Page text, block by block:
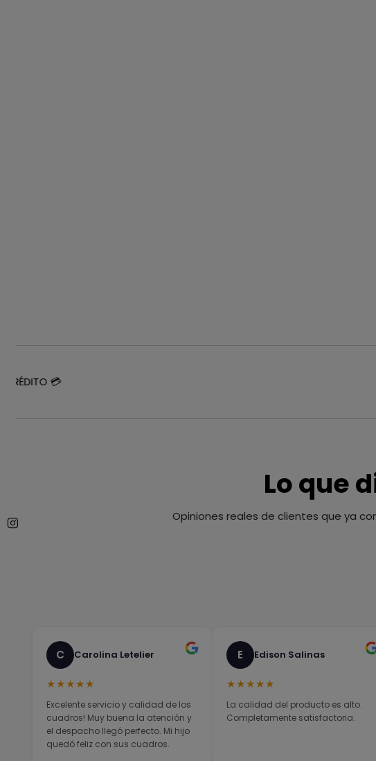
CRÉDITO 💳
Lo que
Opiniones reales de clientes que ya
C Carolina Letelier
★★★★★
Excelente servicio y calidad de los
cuadros! Muy buena la atención y
el despacho llegó perfecto. Mi hijo
quedó feliz con sus cuadros.
E Edison Salinas
★★★★★
La calidad del producto es alto.
Completamente satisfactoria.